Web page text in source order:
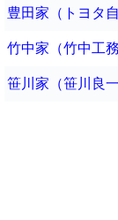
豊田家（トヨタ
竹中家（竹中工
笹川家（笹川良